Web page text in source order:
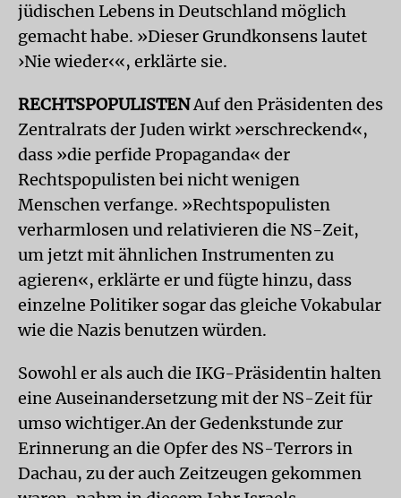
jüdischen Lebens in Deutschland möglich
gemacht habe. »Dieser Grundkonsens lautet
›Nie wieder‹«, erklärte sie.
RECHTSPOPULISTENAuf den Präsidenten des
Zentralrats der Juden wirkt »erschreckend«,
dass »die perfide Propaganda« der
Rechtspopulisten bei nicht wenigen
Menschen verfange. »Rechtspopulisten
verharmlosen und relativieren die NS-Zeit,
um jetzt mit ähnlichen Instrumenten zu
agieren«, erklärte er und fügte hinzu, dass
einzelne Politiker sogar das gleiche Vokabular
wie die Nazis benutzen würden.
Sowohl er als auch die IKG-Präsidentin halten
eine Auseinandersetzung mit der NS-Zeit für
umso wichtiger.An der Gedenkstunde zur
Erinnerung an die Opfer des NS-Terrors in
Dachau, zu der auch Zeitzeugen gekommen